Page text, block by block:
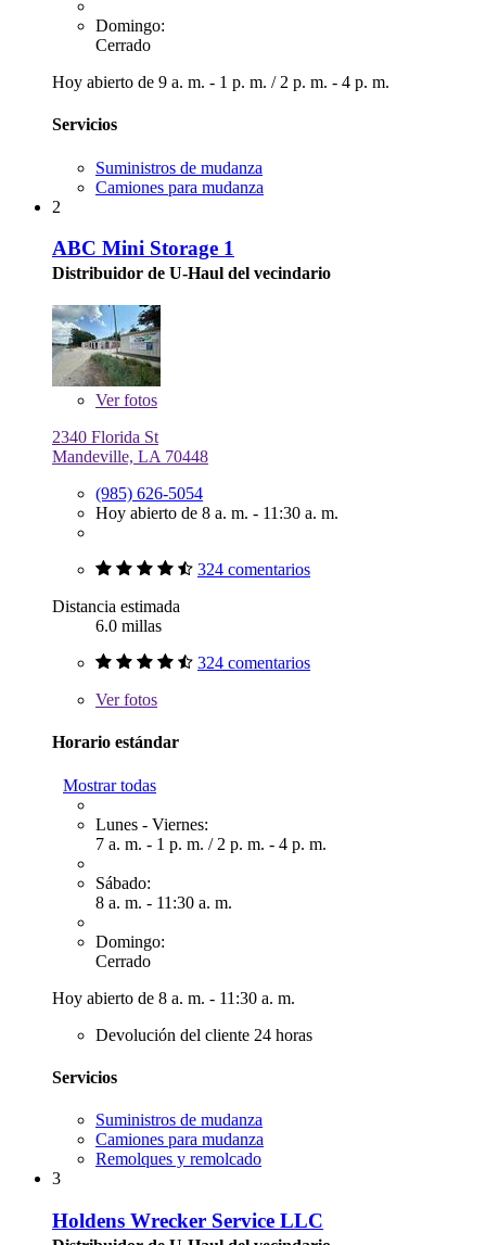
Domingo:
Cerrado
Hoy abierto de 9 a. m. - 1 p. m. / 2 p. m. - 4 p. m.
Servicios
Suministros de mudanza
Camiones para mudanza
2
ABC Mini Storage 1
Distribuidor de U-Haul del vecindario
Verfotos
2340 Florida St
Mandeville, LA 70448
(985) 626-5054
Hoy abierto de 8 a. m. - 11:30 a. m.
324 comentarios
Distancia estimada
6.0 millas
324 comentarios
Verfotos
Horario estándar
Mostrar todas
Lunes - Viernes:
7 a. m. - 1 p. m. / 2 p. m. - 4 p. m.
Sábado:
8 a. m. - 11:30 a. m.
Domingo:
Cerrado
Hoy abierto de 8 a. m. - 11:30 a. m.
Devolución del cliente 24 horas
Servicios
Suministros de mudanza
Camiones para mudanza
Remolques y remolcado
3
Holdens Wrecker Service LLC